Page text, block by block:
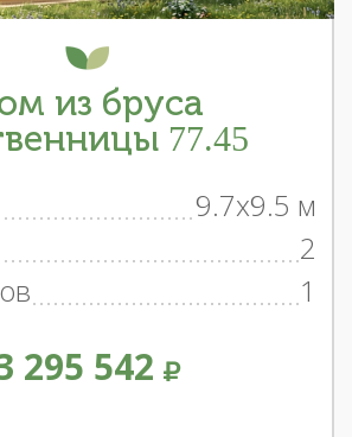
из бруса
77.45
9.7x9.5 м
2
1
295 542